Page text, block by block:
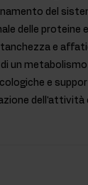
del
delle proteine
e
un
e
dell'attività